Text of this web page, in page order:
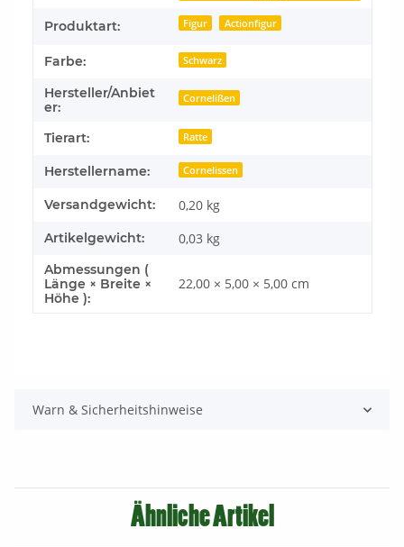
Produktart: Figur Actionfigur
Farbe: Schwarz
Hersteller/Anbiet
er:
Cornelißen
Tierart: Ratte
Herstellername: Cornelissen
Versandgewicht: 0,20 kg
Artikelgewicht: 0,03 kg
Abmessungen (
Länge × Breite ×
Höhe ):
22,00 × 5,00 × 5,00 cm
Warn & Sicherheitshinweise
Ähnliche Artikel